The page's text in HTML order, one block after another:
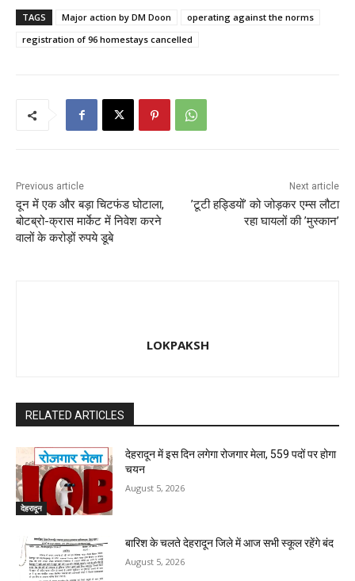
c
e
st
o
o
n
ai
l
ar
e
TAGS Major action by DM Doon
operating against the norms
registration of 96 homestays cancelled
Previous article
दून में एक और बड़ा चिटफंड घोटाला,
बोटब्रो-क्रास मार्केट में निवेश करने
वालों के करोड़ों रुपये डूबे
Next article
’टूटी हड्डियों’ को जोड़कर एम्स लौटा
रहा घायलों की ’मुस्कान’
LOKPAKSH
RELATED ARTICLES
देहरादून
देहरादून में इस दिन लगेगा रोजगार मेला, 559 पदों पर होगा
चयन
August 5, 2026
बारिश के चलते देहरादून जिले में आज सभी स्कूल रहेंगे बंद
August 5, 2026